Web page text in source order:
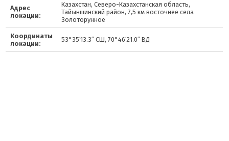
Адрес
локации:
Казахстан, Северо-Казахстанская область,
Тайыншинский район, 7,5 км восточнее села
Золоторунное
Координаты
локации:
53°35′13.3″ СШ, 70°46′21.0″ ВД